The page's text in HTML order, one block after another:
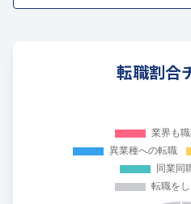
転職割合